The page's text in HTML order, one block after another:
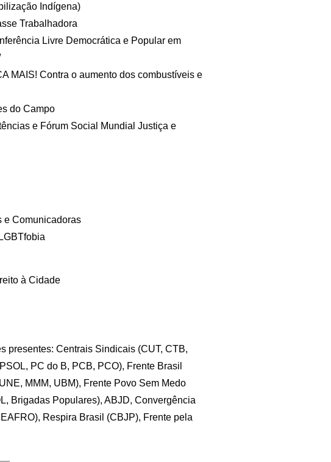
Indígena)
Trabalhadora
Livre Democrática e Popular em
MAIS! Contra o aumento dos combustíveis e
do Campo
e Fórum Social Mundial Justiça e
e Comunicadoras
à Cidade
presentes: Centrais Sindicais (CUT, CTB,
PC do B, PCB, PCO), Frente Brasil
MMM, UBM), Frente Povo Sem Medo
Brigadas Populares), ABJD, Convergência
Respira Brasil (CBJP), Frente pela